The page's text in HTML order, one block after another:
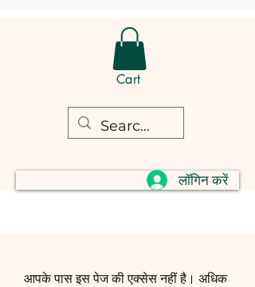
Cart
लॉगिन करें
आपके पास इस पेज की एक्सेस नहीं है। अधिक